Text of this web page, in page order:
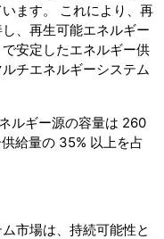
ます。 これにより、再
、再生可能エネルギー
安定したエネルギー供
チエネルギーシステム
ルギー源の容量は 260
給量の 35% 以上を占
市場は、持続可能性と